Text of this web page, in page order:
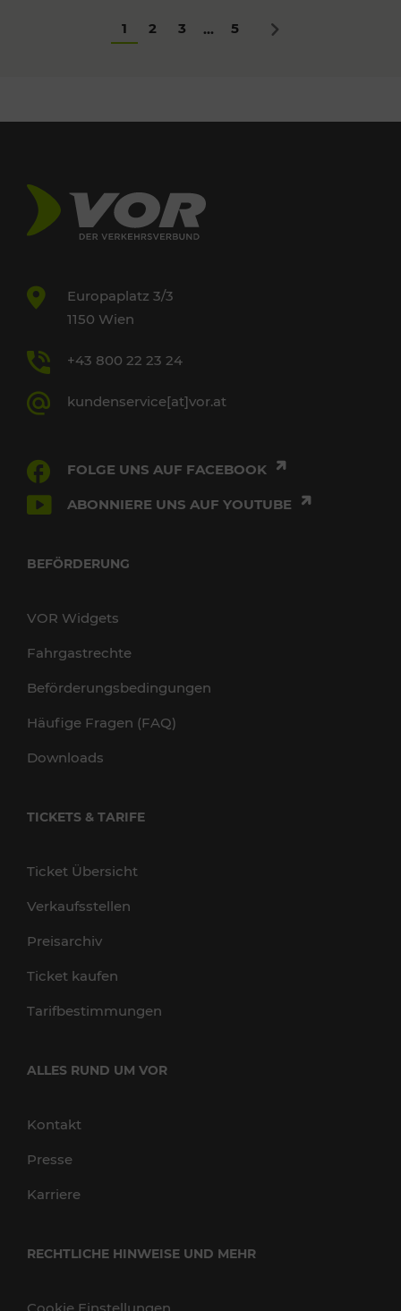
1 2 3 ... 5 Nächstes
Europaplatz 3/3
1150 Wien
+43 800 22 23 24
kundenservice[at]vor.at
FOLGE UNS AUF FACEBOOK
ABONNIERE UNS AUF YOUTUBE
BEFÖRDERUNG
VOR Widgets
Fahrgastrechte
Beförderungsbedingungen
Häufige Fragen (FAQ)
Downloads
TICKETS & TARIFE
Ticket Übersicht
Verkaufsstellen
Preisarchiv
Ticket kaufen
Tarifbestimmungen
ALLES RUND UM VOR
Kontakt
Presse
Karriere
RECHTLICHE HINWEISE UND MEHR